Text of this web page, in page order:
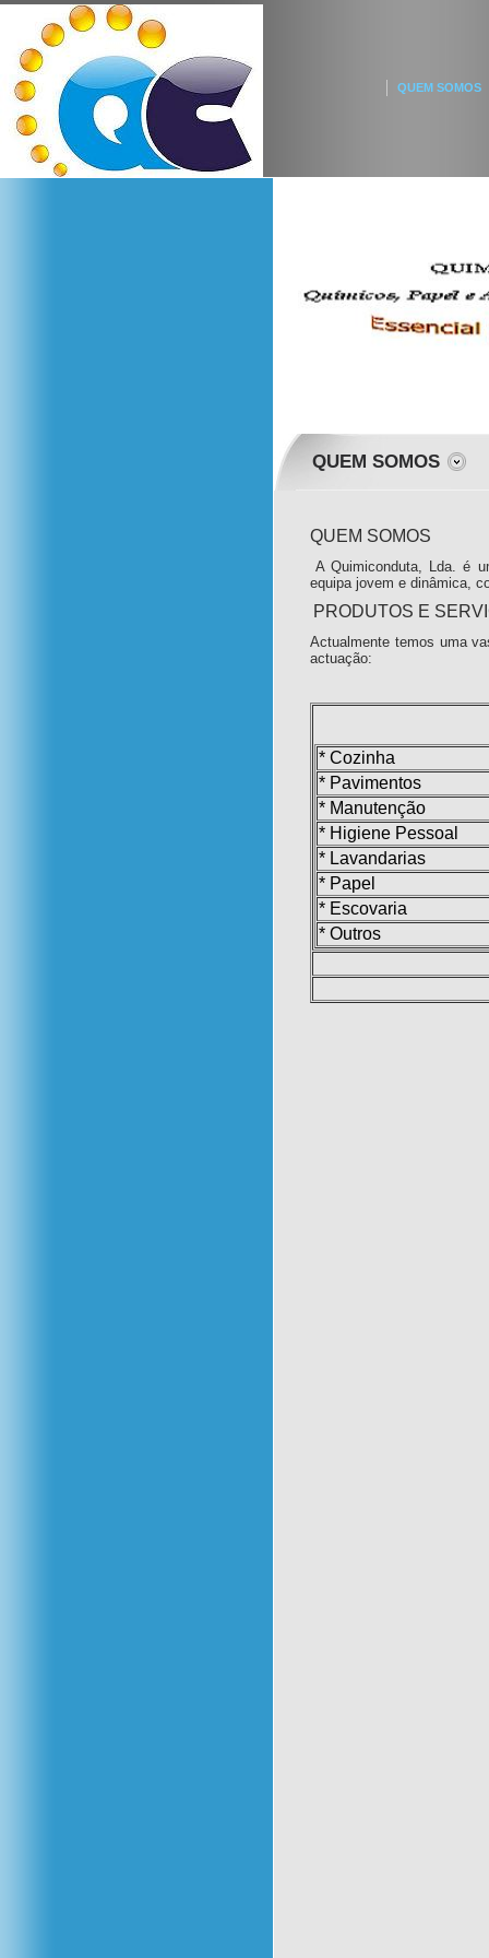
QUEM SOMOS
QUEM SOMOS
QUEM SOMOS
A Quimiconduta, Lda. é
equipa jovem e dinâmica,
PRODUTOS E
Actualmente temos uma
actuação:
* Cozinha
* Pavimentos
* Manutenção
* Higiene Pessoal
* Lavandarias
* Papel
* Escovaria
* Outros